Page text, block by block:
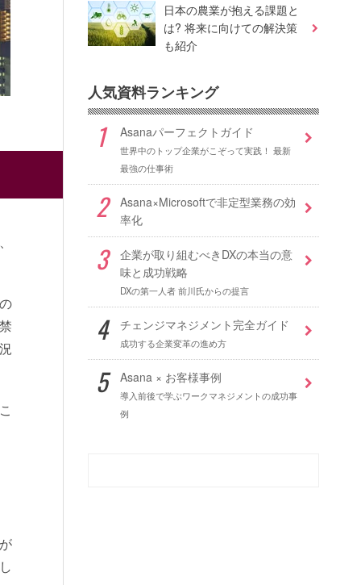
日本の農業が抱える課題と
は? 将来に向けての解決策
も紹介
人気資料ランキング
Asanaパーフェクトガイド
世界中のトップ企業がこぞって実践！ 最新
最強の仕事術
Asana×Microsoftで非定型業務の効
率化
企業が取り組むべきDXの本当の意
味と成功戦略
DXの第一人者 前川氏からの提言
チェンジマネジメント完全ガイド
成功する企業変革の進め方
Asana × お客様事例
導入前後で学ぶワークマネジメントの成功事
例